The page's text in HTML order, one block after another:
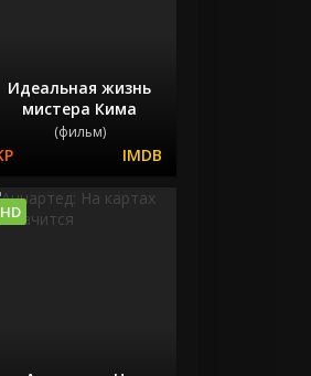
Идеальная жизнь
мистера Кима
(фильм)
HD